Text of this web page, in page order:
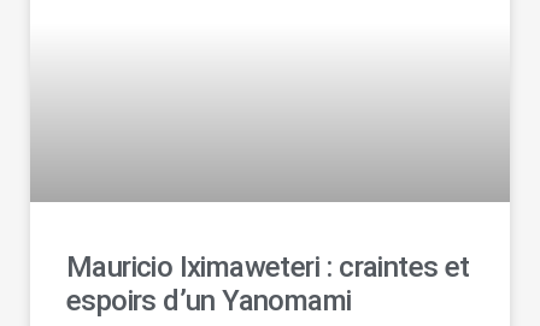
Mauricio Iximaweteri : craintes et
espoirs d’un Yanomami